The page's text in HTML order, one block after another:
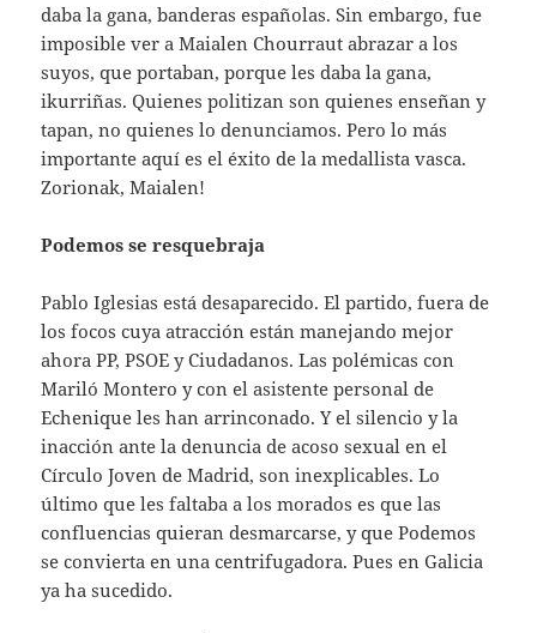
daba la gana, banderas españolas. Sin embargo, fue
imposible ver a Maialen Chourraut abrazar a los
suyos, que portaban, porque les daba la gana,
ikurriñas. Quienes politizan son quienes enseñan y
tapan, no quienes lo denunciamos. Pero lo más
importante aquí es el éxito de la medallista vasca.
Zorionak, Maialen!
Podemos se resquebraja
Pablo Iglesias está desaparecido. El partido, fuera de
los focos cuya atracción están manejando mejor
ahora PP, PSOE y Ciudadanos. Las polémicas con
Mariló Montero y con el asistente personal de
Echenique les han arrinconado. Y el silencio y la
inacción ante la denuncia de acoso sexual en el
Círculo Joven de Madrid, son inexplicables. Lo
último que les faltaba a los morados es que las
confluencias quieran desmarcarse, y que Podemos
se convierta en una centrifugadora. Pues en Galicia
ya ha sucedido.